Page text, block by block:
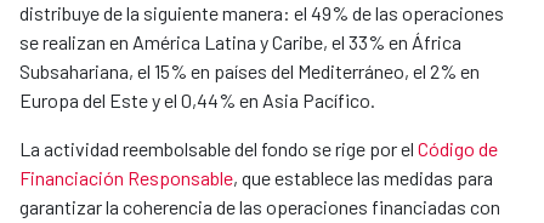
distribuye de la siguiente manera: el 49% de las operaciones
se realizan en América Latina y Caribe, el 33% en África
Subsahariana, el 15% en países del Mediterráneo, el 2% en
Europa del Este y el 0,44% en Asia Pacífico.
La actividad reembolsable del fondo se rige por el Código de
Financiación Responsable, que establece las medidas para
garantizar la coherencia de las operaciones financiadas con